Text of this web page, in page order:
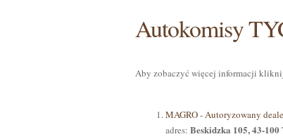
Autokomisy
Aby zobaczyć więcej informacji
MAGRO - Autoryzowany
adres: Beskidzka 105, 43-